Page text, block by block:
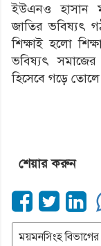
ইউএনও হাসান
জাতির ভবিষ্যৎ
শিক্ষাই হলো
ভবিষ্যৎ
হিসেবে গড়ে
শেয়ার করুন